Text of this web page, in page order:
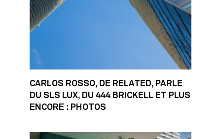
CARLOS ROSSO, DE RELATED, PARLE
DU SLS LUX, DU 444 BRICKELL ET PLUS
ENCORE : PHOTOS